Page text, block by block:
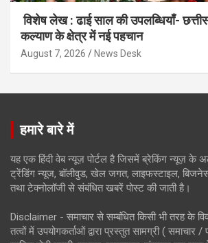
विशेष लेख : ढाई साल की उपलब्धियाँ-
कल्याण के क्षेत्र में नई पहचान
August 7, 2026 News Desk
हमारे बारे में
यह एक हिंदी वेब न्यूज़ पोर्टल है जिसमें ब्रेकिंग न्यूज़ के
ट्रेंडिंग न्यूज, बॉलीवुड, खेल जगत, लाइफस्टाइल,
तथा टेक्नोलॉजी से संबंधित खबरें पोस्ट की जाती है।
Disclaimer - समाचार से सम्बंधित किसी भी तरह के
तत्वों में उपयोगकर्ताओं द्वारा प्रस्तुत सामग्री ( समाचार /